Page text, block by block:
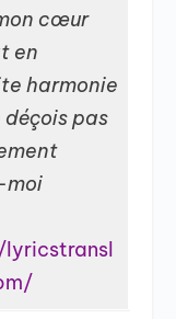
cœur
en
harmonie
déçois pas
moi